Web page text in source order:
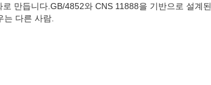
만듭니다.GB/4852와 CNS 11888을 기반으로 설계된
다른 사람.